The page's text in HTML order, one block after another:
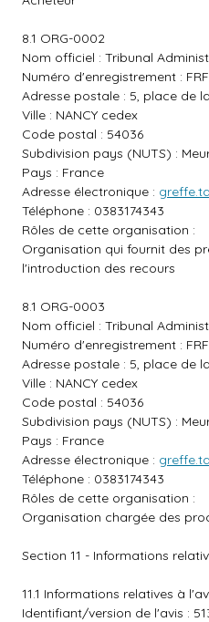
8.1 ORG-0002
Nom officiel : Tribunal
Numéro d'enregistrement :
Adresse postale : 5, place de
Ville : NANCY cedex
Code postal : 54036
Subdivision pays (NUTS) :
Pays : France
Adresse électronique :
Téléphone : 0383174343
Rôles de cette organisation :
Organisation qui fournit des
l'introduction des recours
8.1 ORG-0003
Nom officiel : Tribunal
Numéro d'enregistrement :
Adresse postale : 5, place de
Ville : NANCY cedex
Code postal : 54036
Subdivision pays (NUTS) :
Pays : France
Adresse électronique :
Téléphone : 0383174343
Rôles de cette organisation :
Organisation chargée des
Section 11 - Informations
11.1 Informations relatives à
Identifiant/version de l'avis :